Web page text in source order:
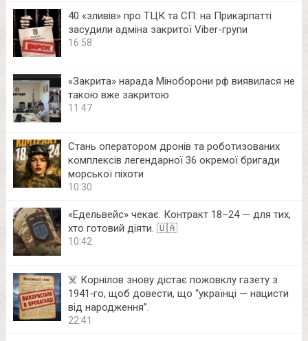
40 «зливів» про ТЦК та СП: на Прикарпатті
засудили адміна закритої Viber-групи
16:58
«Закрита» нарада Міноборони рф виявилася не
такою вже закритою
11:47
Стань оператором дронів та роботизованих
комплексів легендарної 36 окремої бригади
морської піхоти
10:30
«Едельвейс» чекає. Контракт 18–24 — для тих,
хто готовий діяти. 🇺🇦
10:42
☠️ Корнілов знову дістає пожовклу газету з
1941‑го, щоб довести, що “українці — нацисти
від народження”.
22:41